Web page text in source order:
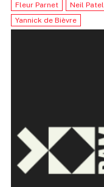
Fleur Parnet
Neil Patel
Yannick de Bièvre